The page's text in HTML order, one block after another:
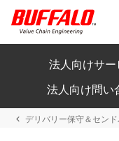
法人向けサー
法人向け問い
デリバリー保守＆セン